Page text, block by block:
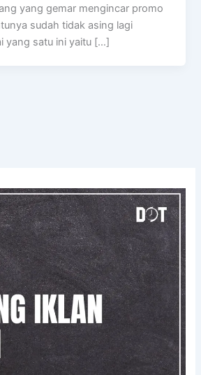
yang gemar mengincar promo
sudah tidak asing lagi
yang satu ini yaitu […]